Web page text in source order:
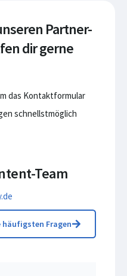
Partner-
dir gerne
das Kontaktformular
schnellstmöglich
Team
häufigsten Fragen